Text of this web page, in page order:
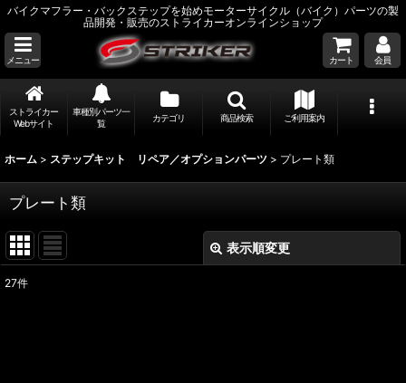
バイクマフラー・バックステップを始めモーターサイクル（バイク）パーツの製
品開発・販売のストライカーオンラインショップ
メニュー カート 会員
ストライカー
Webサイト
車種別パーツ一
覧
カテゴリ 商品検索 ご利用案内
ホーム > ステップキット リペア／オプションパーツ > プレート類
プレート類
表示順変更
27件